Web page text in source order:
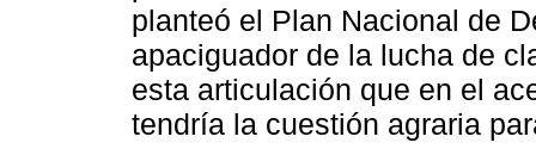
planteó el Plan Nacional de
apaciguador de la lucha de
esta articulación que en el
tendría la cuestión agraria